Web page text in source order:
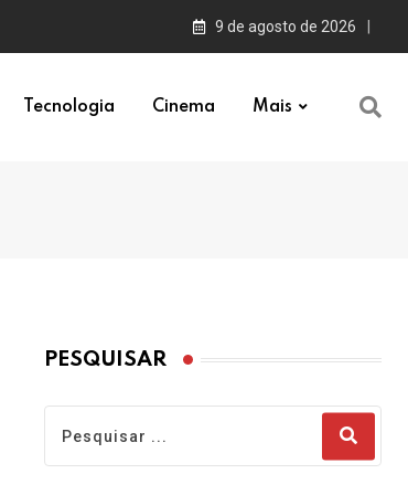
9 de agosto de 2026
Tecnologia Cinema Mais
PESQUISAR